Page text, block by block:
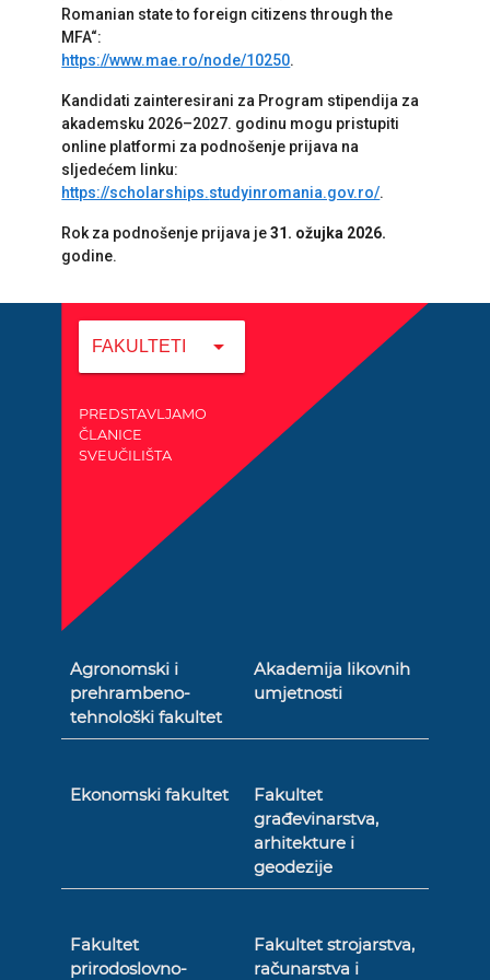
Romanian state to foreign citizens through the
MFA“:
https://www.mae.ro/node/10250.
Kandidati zainteresirani za Program stipendija za
akademsku 2026–2027. godinu mogu pristupiti
online platformi za podnošenje prijava na
sljedećem linku:
https://scholarships.studyinromania.gov.ro/.
Rok za podnošenje prijava je31. ožujka 2026.
godine.
FAKULTETI arrow_drop_down
PREDSTAVLJAMO
ČLANICE
SVEUČILIŠTA
Agronomski i
prehrambeno-
tehnološki fakultet
Akademija likovnih
umjetnosti
Ekonomski fakultet
Fakultet
građevinarstva,
arhitekture i
geodezije
Fakultet
prirodoslovno-
Fakultet strojarstva,
računarstva i